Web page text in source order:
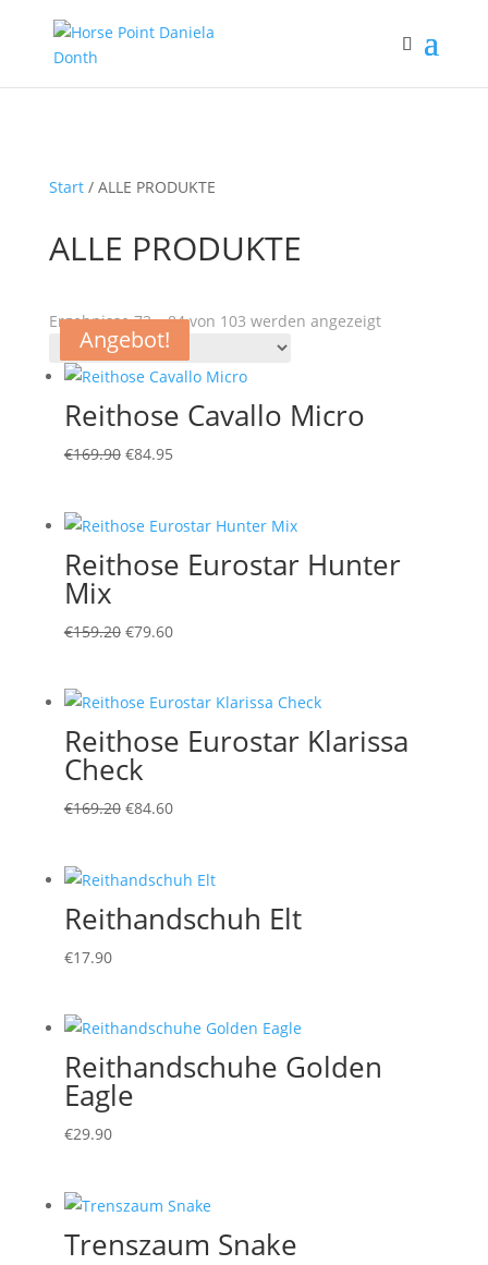
Start/ ALLE PRODUKTE
ALLE PRODUKTE
Ergebnisse 73 – 84 von 103 werden angezeigt
Angebot!
Reithose Cavallo Micro
€169.90 Ursprünglicher
€169.90
€84.95Aktueller
€84.95.
Angebot!
Reithose Eurostar Hunter
Mix
€159.20 Ursprünglicher
€159.20
€79.60Aktueller
€79.60.
Angebot!
Reithose Eurostar Klarissa
Check
€169.20 Ursprünglicher
€169.20
€84.60Aktueller
€84.60.
Reithandschuh Elt
€17.90
Reithandschuhe Golden
Eagle
€29.90
Angebot!
Trenszaum Snake